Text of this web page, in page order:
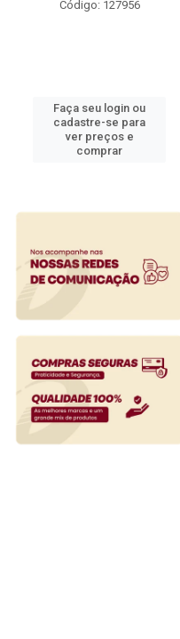
Código: 127956
Faça seu login ou
cadastre-se para
ver preços e
comprar